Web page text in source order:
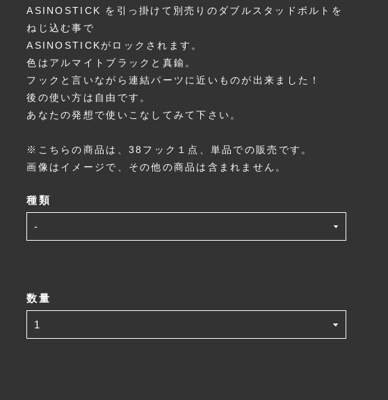
ASINOSTICK を引っ掛けて別売りのダブルスタッドボルトを
ねじ込む事で
ASINOSTICKがロックされます。
色はアルマイトブラックと真鍮。
フックと言いながら連結パーツに近いものが出来ました！
後の使い方は自由です。
あなたの発想で使いこなしてみて下さい。
※こちらの商品は、38フック１点、単品での販売です。
画像はイメージで、その他の商品は含まれません。
種類
数量